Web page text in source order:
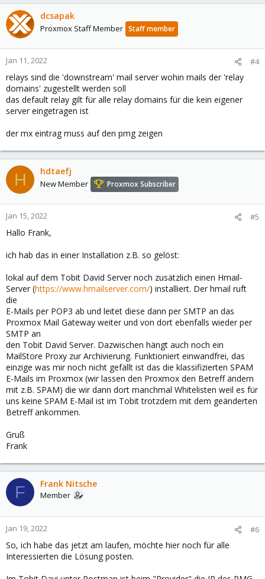
dcsapak
Proxmox Staff Member Staff member
Jan 11, 2022 #4
relays sind die 'downstream' mail server wohin mails der 'relay
domains' zugestellt werden soll
das default relay gilt für alle relay domains für die kein eigener
server eingetragen ist
der mx eintrag muss auf den pmg zeigen
H hdtaefj
New Member Proxmox Subscriber
Jan 15, 2022 #5
Hallo Frank,
ich hab das in einer Installation z.B. so gelöst:
lokal auf dem Tobit David Server noch zusätzlich einen Hmail-
Server (https://www.hmailserver.com/) installiert. Der hmail ruft
die
E-Mails per POP3 ab und leitet diese dann per SMTP an das
Proxmox Mail Gateway weiter und von dort ebenfalls wieder per
SMTP an
den Tobit David Server. Dazwischen hängt auch noch ein
MailStore Proxy zur Archivierung. Funktioniert einwandfrei, das
einzige was mir noch nicht gefällt ist das die klassifizierten SPAM
E-Mails im Proxmox (wir lassen den Proxmox den Betreff ändern
mit z.B. SPAM) die wir dann dort manchmal Whitelisten weil es für
uns keine SPAM E-Mail ist im Tobit trotzdem mit dem geänderten
Betreff ankommen.
Gruß
Frank
F Frank Nitsche
Member
Jan 19, 2022 #6
So, ich habe das jetzt am laufen, möchte hier noch für alle
Interessierten die Lösung posten.